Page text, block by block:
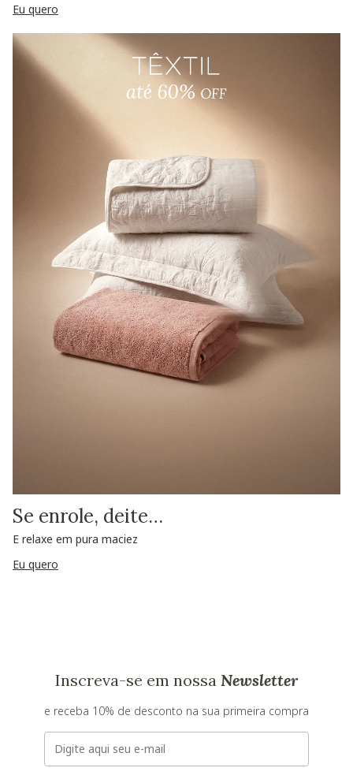
Eu quero
Se enrole, deite…
E relaxe em pura maciez
Eu quero
Inscreva-se em nossa Newsletter
e receba 10% de desconto na sua primeira compra
E-mail